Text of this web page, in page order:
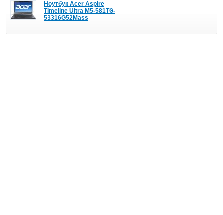
Ноутбук Acer Aspire
Timeline Ultra M5-581TG-
53316G52Mass